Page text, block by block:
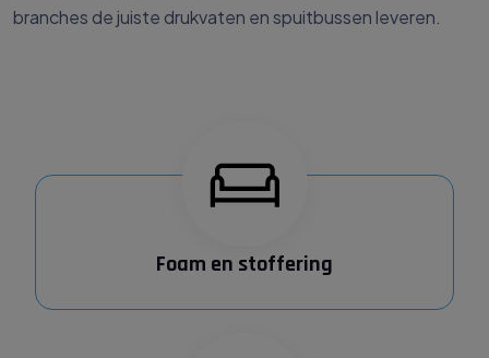
branches de juiste drukvaten en spuitbussen leveren.
Foam en stoffering